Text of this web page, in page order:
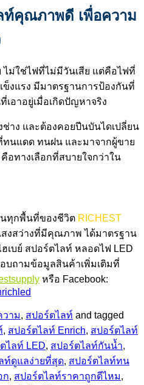
ท์คุณภาพดี เพื่อความ
ไม่ใช่ไฟที่ไม่มีวันเสีย แต่คือไฟที่
งแรง มีมาตรฐานการป้องกันที่
เอาอยู่เมื่อเกิดปัญหาจริง
ช่าง และต้องคอยปีนบันไดเปลี่ยน
ทนแดด ทนฝน และมาจากผู้ขาย
อทางเลือกที่สบายใจกว่าใน
นทุกพื้นที่ของชีวิต RICHEST
งสว่างที่มีคุณภาพ ได้มาตรฐาน
เบย์ สปอร์ตไลท์ หลอดไฟ LED
บถามข้อมูลสินค้าเพิ่มเติมที่
หรือ Facebook:
าม, สปอร์ตไลท์ and tagged
, สปอร์ตไลท์ Enrich, สปอร์ตไลท์
ไลท์ LED, สปอร์ตไลท์กันน้ำ,
ท์ดูแลง่ายที่สุด, สปอร์ตไลท์ทน
ก, สปอร์ตไลท์ราคาถูกดีไหม,